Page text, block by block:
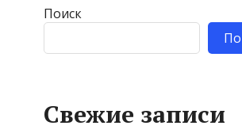
Поиск
Свежие записи